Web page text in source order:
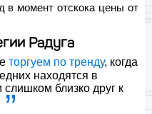
в момент отскока цены от
Радуга
торгуем по тренду, когда
находятся в
слишком близко друг к